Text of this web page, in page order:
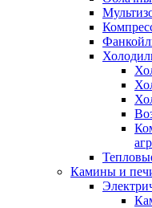
Камины и